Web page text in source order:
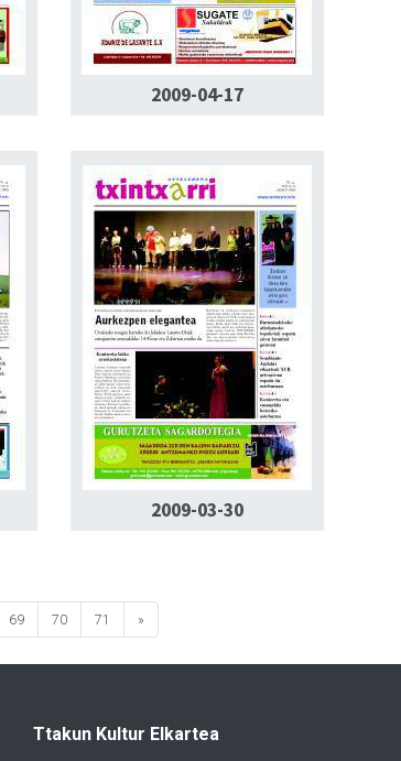
2009-04-17
2009-03-30
69 70 71 »
Ttakun Kultur Elkartea